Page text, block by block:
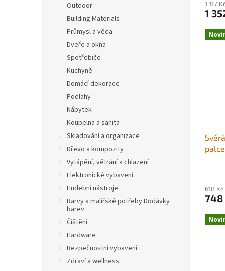
Outdoor
Building Materials
Průmysl a věda
Dveře a okna
Spotřebiče
Kuchyně
Domácí dekorace
Podlahy
Nábytek
Koupelna a sanita
Skladování a organizace
Dřevo a kompozity
Vytápění, větrání a chlazení
Elektronické vybavení
Hudební nástroje
Barvy a malířské potřeby Dodávky
barev
Čištění
Hardware
Bezpečnostní vybavení
Zdraví a wellness
1 117
1
618
748